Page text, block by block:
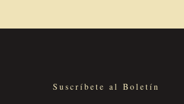
Suscríbete al Boletín